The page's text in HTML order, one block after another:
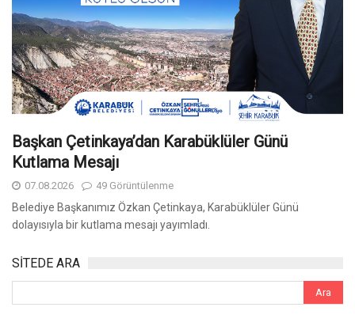
Başkan Çetinkaya’dan Karabüklüler Günü
Kutlama Mesajı
07.08.2026 49 Görüntülenme
Belediye Başkanımız Özkan Çetinkaya, Karabüklüler Günü
dolayısıyla bir kutlama mesajı yayımladı.
SİTEDE ARA